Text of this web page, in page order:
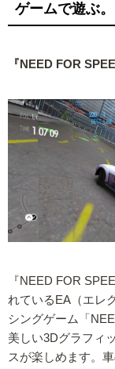
ゲームで遊ぶ。
『NEED FOR
『NEED FOR
れているEA（エレ
シングゲーム「
美しい3Dグラフィ
スが楽しめます。